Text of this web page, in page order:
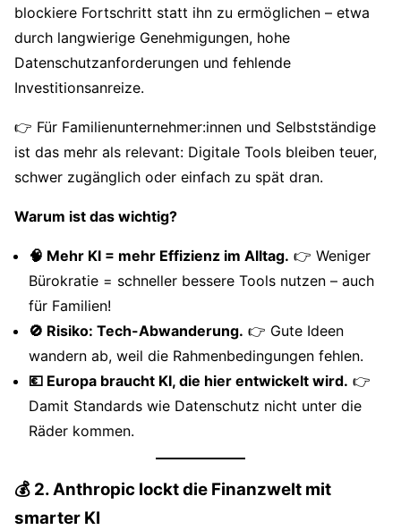
blockiere Fortschritt statt ihn zu ermöglichen – etwa
durch langwierige Genehmigungen, hohe
Datenschutzanforderungen und fehlende
Investitionsanreize.
👉 Für Familienunternehmer:innen und Selbstständige
ist das mehr als relevant: Digitale Tools bleiben teuer,
schwer zugänglich oder einfach zu spät dran.
Warum ist das wichtig?
🧠 Mehr KI = mehr Effizienz im Alltag. 👉 Weniger
Bürokratie = schneller bessere Tools nutzen – auch
für Familien!
🚫 Risiko: Tech-Abwanderung. 👉 Gute Ideen
wandern ab, weil die Rahmenbedingungen fehlen.
💶 Europa braucht KI, die hier entwickelt wird. 👉
Damit Standards wie Datenschutz nicht unter die
Räder kommen.
💰 2. Anthropic lockt die Finanzwelt mit
smarter KI